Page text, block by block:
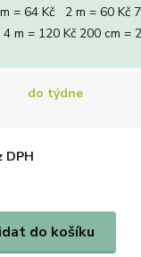
= 64 Kč 2 m = 60 Kč
m = 120 Kč 200 cm =
do týdne
DPH
do košíku